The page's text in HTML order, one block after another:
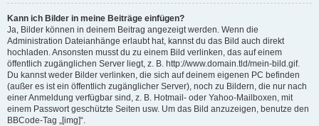
Kann ich Bilder in meine Beiträge einfügen?
Ja, Bilder können in deinem Beitrag angezeigt werden. Wenn die
Administration Dateianhänge erlaubt hat, kannst du das Bild auch direkt
hochladen. Ansonsten musst du zu einem Bild verlinken, das auf einem
öffentlich zugänglichen Server liegt, z. B. http://www.domain.tld/mein-bild.gif.
Du kannst weder Bilder verlinken, die sich auf deinem eigenen PC befinden
(außer es ist ein öffentlich zugänglicher Server), noch zu Bildern, die nur nach
einer Anmeldung verfügbar sind, z. B. Hotmail- oder Yahoo-Mailboxen, mit
einem Passwort geschützte Seiten usw. Um das Bild anzuzeigen, benutze den
BBCode-Tag „[img]“.